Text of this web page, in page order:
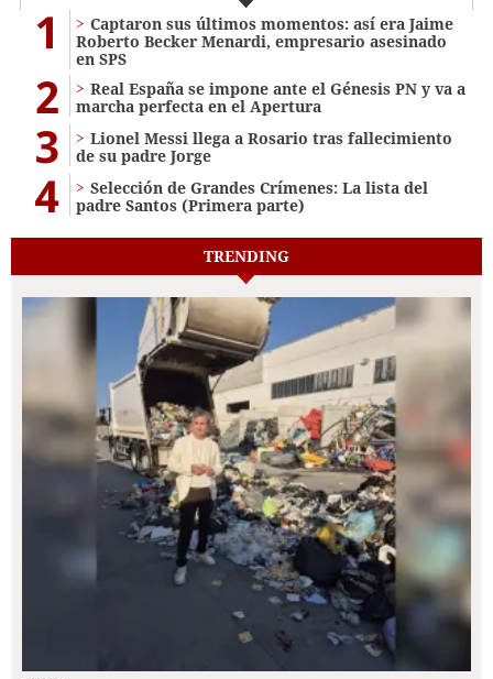
1
Captaron sus últimos momentos: así era Jaime
Roberto Becker Menardi​​​, empresario asesinado
en SPS
2
Real España se impone ante el Génesis PN y va a
marcha perfecta en el Apertura
3
Lionel Messi llega a Rosario tras fallecimiento
de su padre Jorge
4
Selección de Grandes Crímenes: La lista del
padre Santos (Primera parte)
TRENDING